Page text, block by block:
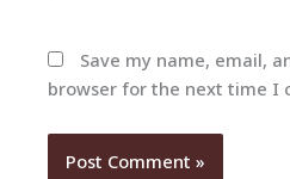
Save my name, email,
browser for the next time I